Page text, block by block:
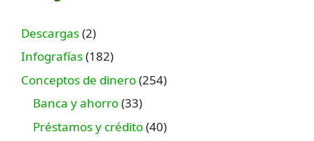
Descargas(2)
Infografías(182)
Conceptos de dinero(254)
Banca y ahorro(33)
Préstamos y crédito(40)